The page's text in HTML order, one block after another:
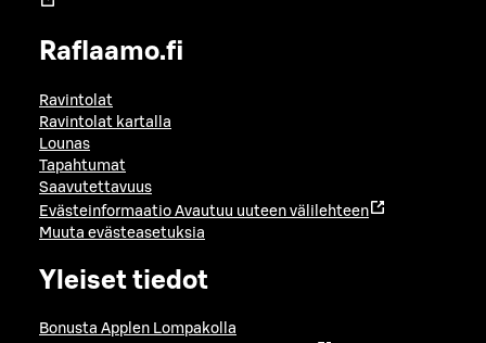
Raflaamo.fi
Ravintolat
Ravintolat kartalla
Lounas
Tapahtumat
Saavutettavuus
Evästeinformaatio Avautuu uuteen välilehteen
Muuta evästeasetuksia
Yleiset tiedot
Bonusta Applen Lompakolla